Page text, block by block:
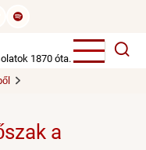
1870 óta.
a